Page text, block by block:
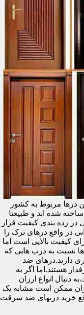
درها مربوط به کشور
شده اند و طبیعتا
در رده بندی کیفیت قرار
در واقع درهای ترک را
کیفیت بالایی است اما
نسبت به درب هایی که
دارند.درهای ضد
هستند.اما اگر به
دنبال انواع ارزان
ممکن است مشابه یک
خرید دربهای ضد سرقت